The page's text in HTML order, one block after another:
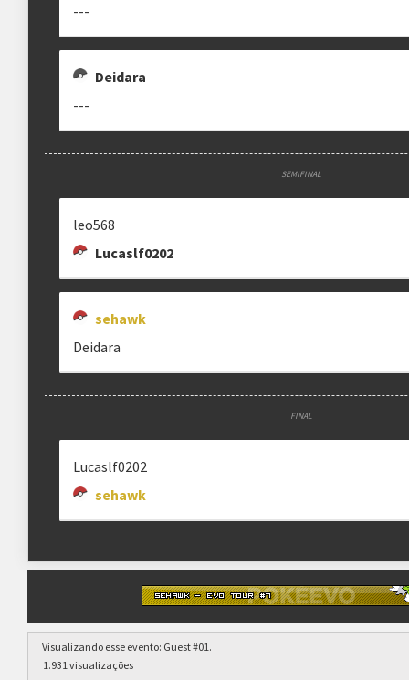
clicando aqui
---
Deidara
---
SEMIFINAL
leo568
Lucaslf0202
sehawk
Deidara
FINAL
Lucaslf0202
sehawk
Visualizando esse evento: Guest #01.
1.931 visualizações